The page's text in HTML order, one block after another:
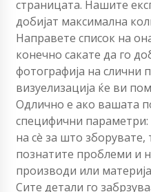
страницата. Нашите
добијат максимална
Направете список на
конечно сакате да го
фотографија на слични
визуелизација ќе ви
Одлично е ако вашата
специфични
на сè за што зборувате,
познатите проблеми и
производи или
Сите детали го